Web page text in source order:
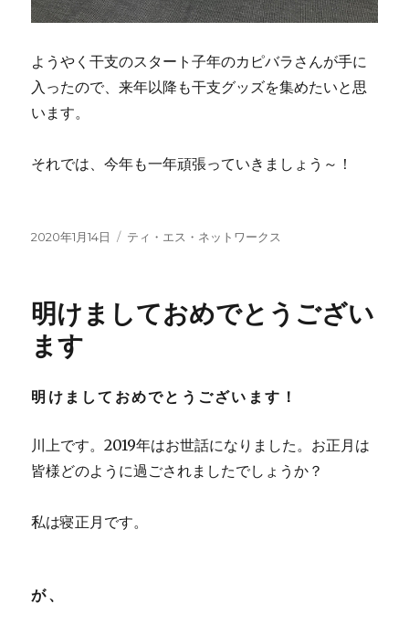
ようやく干支のスタート子年のカピバラさんが手に
入ったので、来年以降も干支グッズを集めたいと思
います。
それでは、今年も一年頑張っていきましょう～！
投
2020年1月14日
カ
ー
ティ・エス・ネットワークス
明けましておめでとうござい
ます
明けましておめでとうございます！
川上です。2019年はお世話になりました。お正月は
皆様どのように過ごされましたでしょうか？
私は寝正月です。
が、